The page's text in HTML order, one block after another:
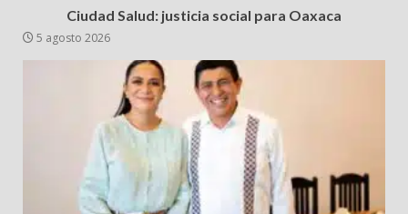
Ciudad Salud: justicia social para Oaxaca
5 agosto 2026